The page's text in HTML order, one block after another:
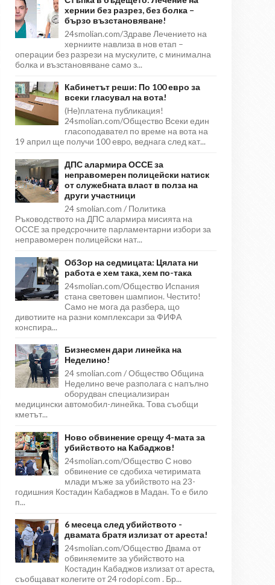
хернии без разрез, без болка –
бързо възстановяване!
24smolian.com/Здраве Лечението на
херниите навлиза в нов етап –
операции без разрези на мускулите, с минимална
болка и възстановяване само з...
Кабинетът реши: По 100 евро за
всеки гласувал на вота!
(Не)платена публикация!
24smolian.com/Общество Всеки един
гласоподавател по време на вота на
19 април ще получи 100 евро, веднага след кат...
ДПС алармира ОССЕ за
неправомерен полицейски натиск
от служебната власт в полза на
други участници
24 smolian.com / Политика
Ръководството на ДПС алармира мисията на
ОССЕ за предсрочните парламентарни избори за
неправомерен полицейски нат...
ОбЗор на седмицата: Цялата ни
работа е хем така, хем по-така
24smolian.com/Общество Испания
стана световен шампион. Честито!
Само не мога да разбера, що
дивотиите на разни комплексари за ФИФА
конспира...
Бизнесмен дари линейка на
Неделино!
24 smolian.com / Общество Община
Неделино вече разполага с напълно
оборудван специализиран
медицински автомобил-линейка. Това съобщи
кметът...
Ново обвинение срещу 4-мата за
убийството на Кабаджов!
24smolian.com/Общество С ново
обвинение се сдобиха четиримата
млади мъже за убийството на 23-
годишния Костадин Кабаджов в Мадан. То е било
п...
6 месеца след убийството -
двамата братя излизат от ареста!
24smolian.com/Общество Двама от
обвиняемите за убийството на
Костадин Кабаджов излизат от ареста,
съобщават колегите от 24 rodopi.com . Бр...